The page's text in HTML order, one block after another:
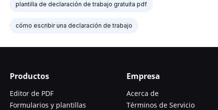
plantilla de declaración de trabajo gratuita pdf
cómo escribir una declaración de trabajo
Productos
Editor de PDF
Formularios y plantillas
Empresa
Acerca de
Términos de Servicio